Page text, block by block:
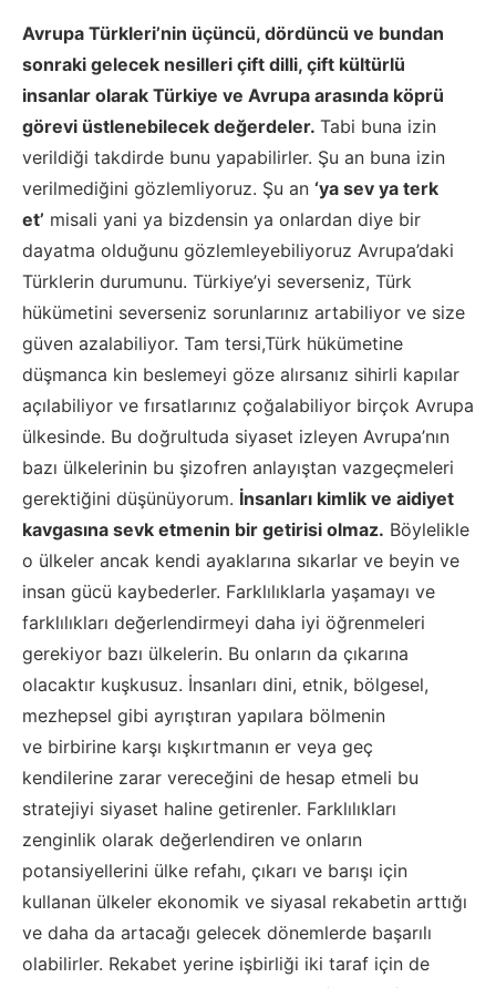
Avrupa Türkleri’nin üçüncü, dördüncü ve bundan
sonraki gelecek nesilleri çift dilli, çift kültürlü
insanlar olarak Türkiye ve Avrupa arasında köprü
görevi üstlenebilecek değerdeler. Tabi buna izin
verildiği takdirde bunu yapabilirler. Şu an buna izin
verilmediğini gözlemliyoruz. Şu an ‘ya sev ya terk
et’ misali yani ya bizdensin ya onlardan diye bir
dayatma olduğunu gözlemleyebiliyoruz Avrupa’daki
Türklerin durumunu. Türkiye’yi severseniz, Türk
hükümetini severseniz sorunlarınız artabiliyor ve size
güven azalabiliyor. Tam tersi,Türk hükümetine
düşmanca kin beslemeyi göze alırsanız sihirli kapılar
açılabiliyor ve fırsatlarınız çoğalabiliyor birçok Avrupa
ülkesinde. Bu doğrultuda siyaset izleyen Avrupa’nın
bazı ülkelerinin bu şizofren anlayıştan vazgeçmeleri
gerektiğini düşünüyorum. İnsanları kimlik ve aidiyet
kavgasına sevk etmenin bir getirisi olmaz. Böylelikle
o ülkeler ancak kendi ayaklarına sıkarlar ve beyin ve
insan gücü kaybederler. Farklılıklarla yaşamayı ve
farklılıkları değerlendirmeyi daha iyi öğrenmeleri
gerekiyor bazı ülkelerin. Bu onların da çıkarına
olacaktır kuşkusuz. İnsanları dini, etnik, bölgesel,
mezhepsel gibi ayrıştıran yapılara bölmenin
ve birbirine karşı kışkırtmanın er veya geç
kendilerine zarar vereceğini de hesap etmeli bu
stratejiyi siyaset haline getirenler. Farklılıkları
zenginlik olarak değerlendiren ve onların
potansiyellerini ülke refahı, çıkarı ve barışı için
kullanan ülkeler ekonomik ve siyasal rekabetin arttığı
ve daha da artacağı gelecek dönemlerde başarılı
olabilirler. Rekabet yerine işbirliği iki taraf için de